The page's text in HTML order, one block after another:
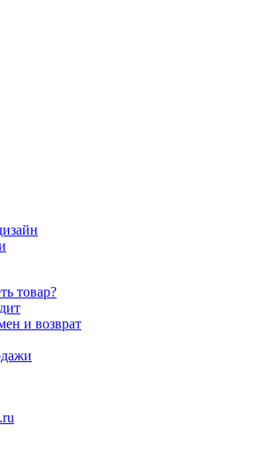
товар?
и возврат